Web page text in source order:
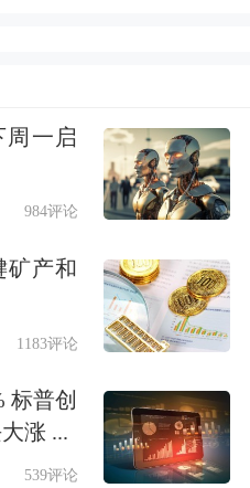
发布公告称，公
货处获悉，弘业期
交了首次公开发行
，并已收到《中国
受理单》，上述申
式受理，公司及控
股份。
期货成立于1995
元人民币，主要从
周一启
984评论
矿产和
1183评论
标普创
涨 ...
539评论